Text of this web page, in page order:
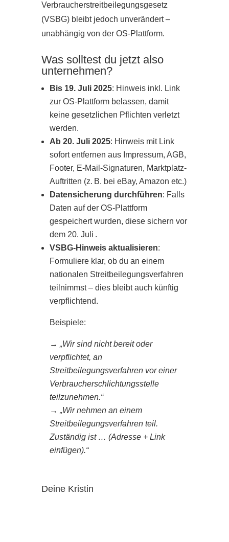
Verbraucherstreitbeilegungsgesetz
(VSBG) bleibt jedoch unverändert –
unabhängig von der OS-Plattform.
Was solltest du jetzt also
unternehmen?
Bis 19. Juli 2025: Hinweis inkl. Link
zur OS‑Plattform belassen, damit
keine gesetzlichen Pflichten verletzt
werden.
Ab 20. Juli 2025: Hinweis mit Link
sofort entfernen aus Impressum, AGB,
Footer, E-Mail-Signaturen, Marktplatz-
Auftritten (z. B. bei eBay, Amazon etc.)
Datensicherung durchführen: Falls
Daten auf der OS-Plattform
gespeichert wurden, diese sichern vor
dem 20. Juli .
VSBG-Hinweis aktualisieren:
Formuliere klar, ob du an einem
nationalen Streitbeilegungsverfahren
teilnimmst – dies bleibt auch künftig
verpflichtend.
Beispiele:
→ „Wir sind nicht bereit oder
verpflichtet, an
Streitbeilegungsverfahren vor einer
Verbraucherschlichtungsstelle
teilzunehmen.“
→ „Wir nehmen an einem
Streitbeilegungsverfahren teil.
Zuständig ist … (Adresse + Link
einfügen).“
Deine Kristin